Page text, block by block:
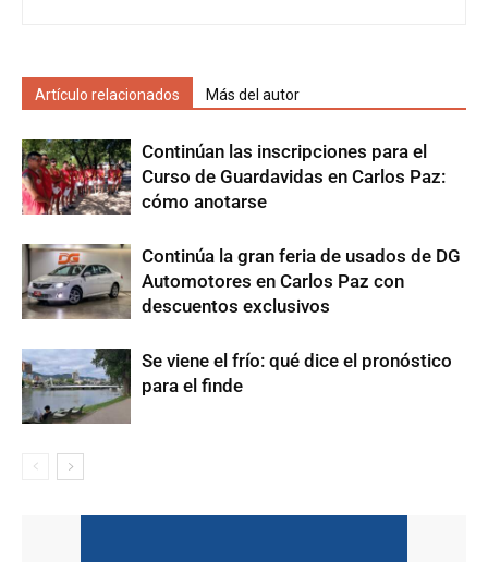
Artículo relacionados Más del autor
Continúan las inscripciones para el
Curso de Guardavidas en Carlos Paz:
cómo anotarse
Continúa la gran feria de usados de DG
Automotores en Carlos Paz con
descuentos exclusivos
Se viene el frío: qué dice el pronóstico
para el finde